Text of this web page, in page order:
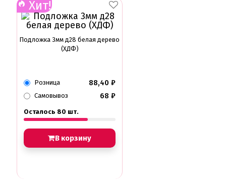
Хит!
Подложка 3мм д28 белая дерево
(ХДФ)
Розница 88,40 ₽
Самовывоз 68 ₽
Осталось 80 шт.
В корзину